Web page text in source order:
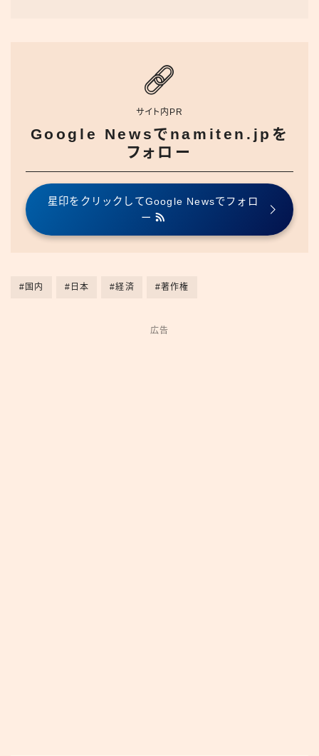
サイト内PR
Google Newsでnamiten.jpを
フォロー
星印をクリックしてGoogle Newsでフォロ
ー
#国内 #日本 #経済 #著作権
広告